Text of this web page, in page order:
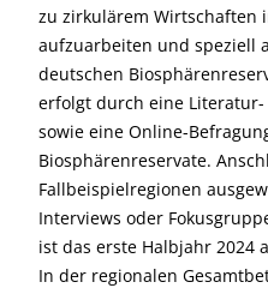
zu zirkulärem Wirtschaften
aufzuarbeiten und speziell
deutschen
erfolgt durch eine
sowie eine Online-
Biosphärenreservate.
Fallbeispielregionen
Interviews oder
ist das erste Halbjahr 2024
In der regionalen